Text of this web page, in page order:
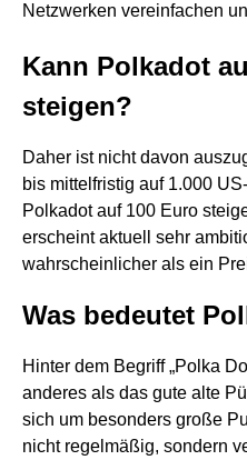
Netzwerken vereinfachen
Kann Polkadot
steigen?
Daher ist nicht davon
bis mittelfristig auf 1.000
Polkadot auf 100 Euro
erscheint aktuell sehr
wahrscheinlicher als ein
Was bedeutet
Hinter dem Begriff „Polka
anderes als das gute alte
sich um besonders große
nicht regelmäßig, sondern